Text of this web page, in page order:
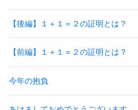
【後編】１＋１＝２の証明とは？
【前編】１＋１＝２の証明とは？
今年の抱負